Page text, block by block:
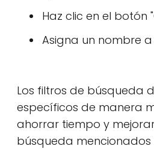
Haz clic en el
Asigna un nombre
Los filtros de búsqueda
específicos de manera
ahorrar tiempo y
búsqueda